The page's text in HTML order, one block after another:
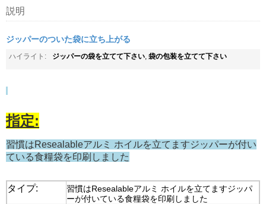
説明
ジッパーのついた袋に立ち上がる
ハイライト: ジッパーの袋を立てて下さい, 袋の包装を立てて下さい
指定:
習慣はResealableアルミ ホイルを立てますジッパーが付い
ている食糧袋を印刷しました
タイプ:
習慣はResealableアルミ ホイルを立てますジッパ
ーが付いている食糧袋を印刷しました